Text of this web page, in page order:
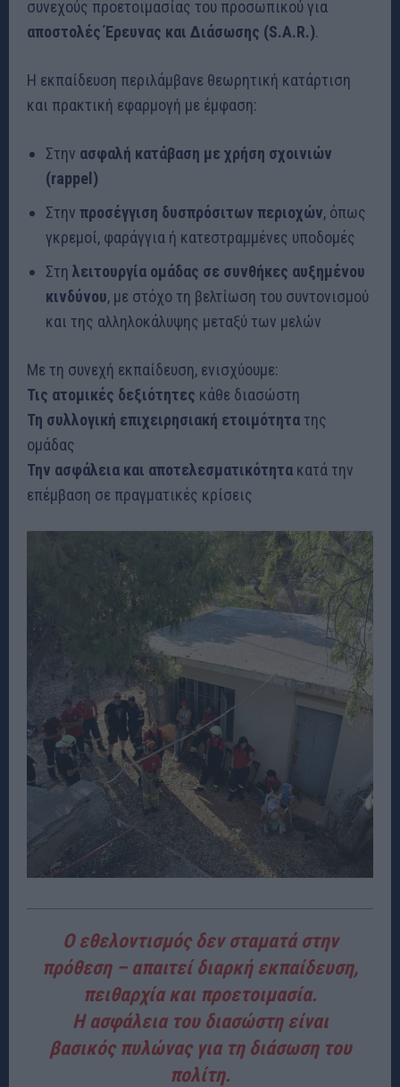
συνεχούς προετοιμασίας του προσωπικού για
αποστολές Έρευνας και Διάσωσης (S.A.R.).
Η εκπαίδευση περιλάμβανε θεωρητική κατάρτιση
και πρακτική εφαρμογή με έμφαση:
Στην ασφαλή κατάβαση με χρήση σχοινιών
(rappel)
Στην προσέγγιση δυσπρόσιτων περιοχών, όπως
γκρεμοί, φαράγγια ή κατεστραμμένες υποδομές
Στη λειτουργία ομάδας σε συνθήκες αυξημένου
κινδύνου, με στόχο τη βελτίωση του συντονισμού
και της αλληλοκάλυψης μεταξύ των μελών
Με τη συνεχή εκπαίδευση, ενισχύουμε:
Τις ατομικές δεξιότητες κάθε διασώστη
Τη συλλογική επιχειρησιακή ετοιμότητατης
ομάδας
Την ασφάλεια και αποτελεσματικότητα κατά την
επέμβαση σε πραγματικές κρίσεις
Ο εθελοντισμός δεν σταματά στην
πρόθεση – απαιτεί διαρκή εκπαίδευση,
πειθαρχία και προετοιμασία.
Η ασφάλεια του διασώστηείναι
βασικός πυλώνας για τη διάσωση του
πολίτη.